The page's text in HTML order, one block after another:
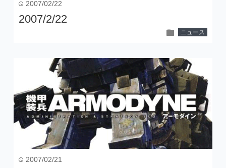
time 2007/02/22
2007/2/22
folder ニュース
time 2007/02/21